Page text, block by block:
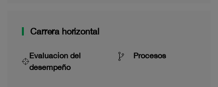
Carrera horizontal
Evaluacion del
desempeño
Procesos